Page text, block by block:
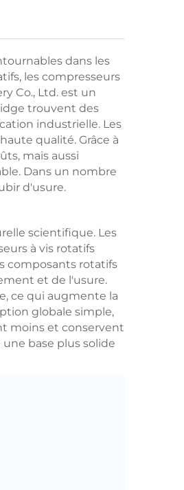
dans les
les compresseurs
Co., Ltd. est un
trouvent des
industrielle. Les
qualité. Grâce à
mais aussi
Dans un nombre
d'usure.
scientifique. Les
à vis rotatifs
composants rotatifs
et de l'usure.
ce qui augmente la
globale simple,
moins et conservent
base plus solide